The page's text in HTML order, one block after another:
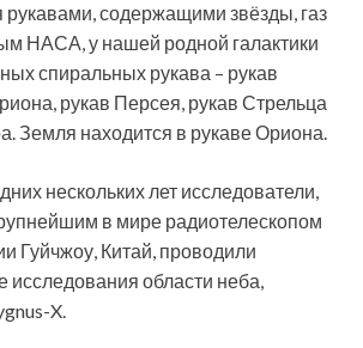
содержащими звёзды, газ
НАСА, у нашей родной галактики
спиральных рукава – рукав
рукав Персея, рукав Стрельца
Земля находится в рукаве Ориона.
нескольких лет исследователи,
в мире радиотелескопом
Гуйчжоу, Китай, проводили
исследования области неба,
X.